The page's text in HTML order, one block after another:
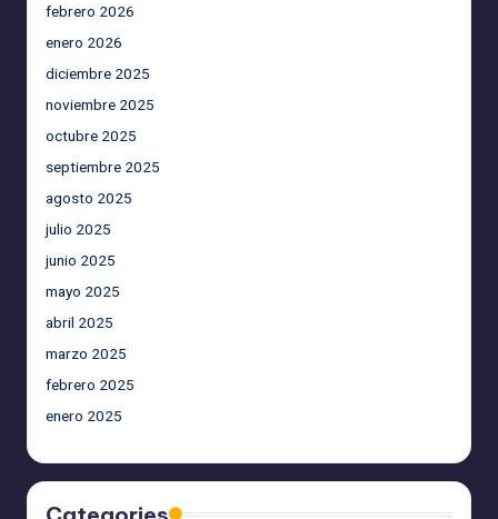
febrero 2026
enero 2026
diciembre 2025
noviembre 2025
octubre 2025
septiembre 2025
agosto 2025
julio 2025
junio 2025
mayo 2025
abril 2025
marzo 2025
febrero 2025
enero 2025